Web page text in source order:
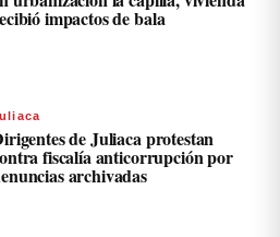
impactos de bala
de Juliaca protestan
fiscalía anticorrupción por
archivadas